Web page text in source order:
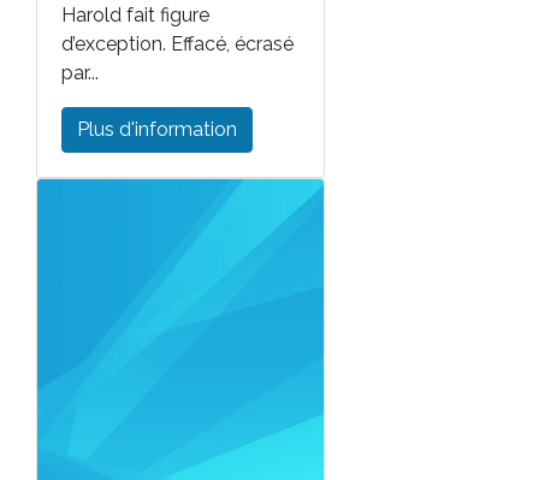
Harold fait figure
d’exception. Effacé, écrasé
par...
Plus d'information